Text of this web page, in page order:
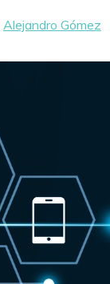
Alejandro Gómez